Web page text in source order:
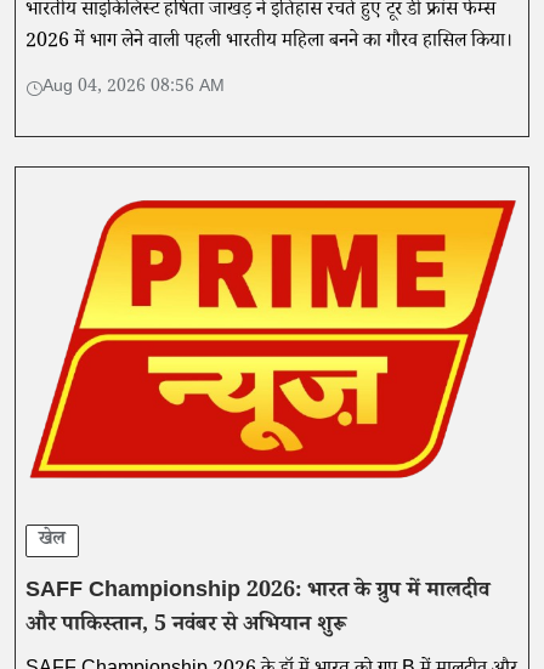
भारतीय साइकिलिस्ट हर्षिता जाखड़ ने इतिहास रचते हुए टूर डी फ्रांस फेम्स
2026 में भाग लेने वाली पहली भारतीय महिला बनने का गौरव हासिल किया।
Aug 04, 2026 08:56 AM
खेल
SAFF Championship 2026: भारत के ग्रुप में मालदीव
और पाकिस्तान, 5 नवंबर से अभियान शुरू